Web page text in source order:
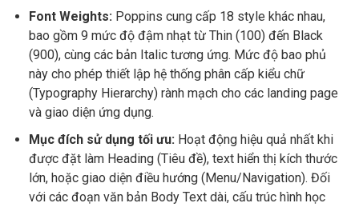
Font Weights:Poppins cung cấp 18 style khác nhau,
bao gồm 9 mức độ đậm nhạt từ Thin (100) đến Black
(900), cùng các bản Italic tương ứng. Mức độ bao phủ
này cho phép thiết lập hệ thống phân cấp kiểu chữ
(Typography Hierarchy) rành mạch cho các landing page
và giao diện ứng dụng.
Mục đích sử dụng tối ưu: Hoạt động hiệu quả nhất khi
được đặt làm Heading (Tiêu đề), text hiển thị kích thước
lớn, hoặc giao diện điều hướng (Menu/Navigation). Đối
với các đoạn văn bản Body Text dài, cấu trúc hình học